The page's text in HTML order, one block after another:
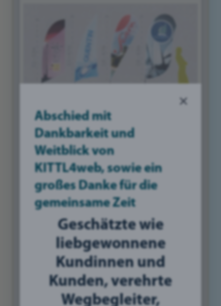
Abschied mit
Dankbarkeit und
Weitblick von
KITTL4web, sowie ein
großes Danke für die
gemeinsame Zeit
Geschätzte wie
liebgewonnene
Kundinnen und
Kunden, verehrte
Wegbegleiter,
×